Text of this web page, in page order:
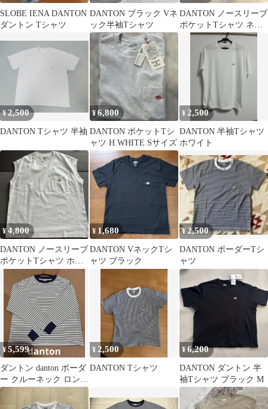
SLOBE IENA DANTON
ダントン Tシャツ
DANTON ブラック Vネ
ック半袖Tシャツ
DANTON ノースリーブ
ポケットTシャツ ネイ
ビー
¥2,500
DANTON Tシャツ 半袖
¥6,800
DANTON ポケットTシ
ャツ H.WHITE Sサイズ
¥ 2,500
DANTON 半袖Tシャツ
ホワイト
¥4,800
DANTON ノースリーブ
ポケットTシャツ ホワ
¥ 1,680
DANTON VネックTシ
ャツ ブラック
¥2,500
DANTON ボーダーTシ
ャツ
¥5,599
ダントン danton ボーダ
ー クルーネック ロンT
ブルー
¥ 2,500
DANTON Tシャツ
¥6,200
DANTON ダントン 半
袖Tシャツ ブラック M